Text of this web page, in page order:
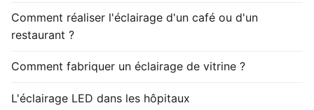
Comment réaliser l'éclairage d'un café ou d'un
restaurant ?
Comment fabriquer un éclairage de vitrine ?
L'éclairage LED dans les hôpitaux